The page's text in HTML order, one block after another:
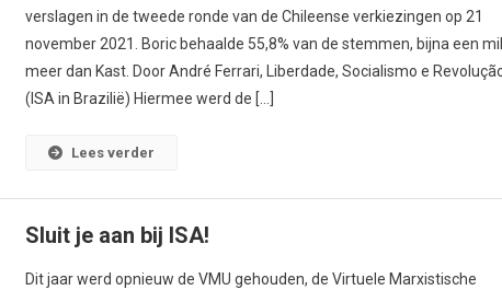
verslagen in de tweede ronde van de Chileense verkiezingen op 21
november 2021. Boric behaalde 55,8% van de stemmen, bijna een
meer dan Kast. Door André Ferrari, Liberdade, Socialismo e
(ISA in Brazilië) Hiermee werd de […]
Lees verder
Sluit je aan bij ISA!
Dit jaar werd opnieuw de VMU gehouden, de Virtuele Marxistische